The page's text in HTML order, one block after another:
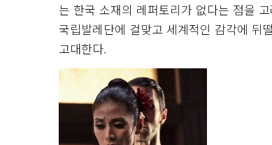
는 한국 소재의 레퍼토리가 없다는 점을
국립발레단에 걸맞고 세계적인 감각에 뒤
고대한다.